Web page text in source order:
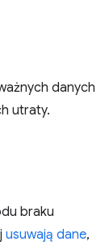
danych
utraty.
braku
usuwają dane,